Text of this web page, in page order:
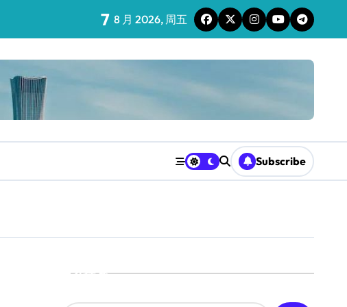
7 8 月 2026, 周五
Subscribe
搜索